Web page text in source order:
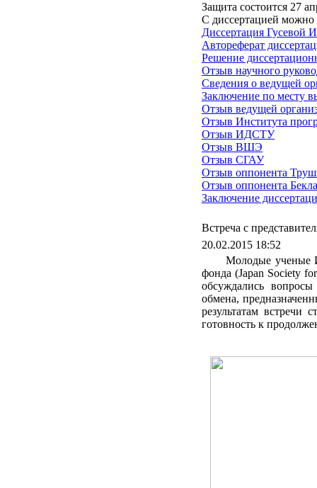
Защита состоится 27
С диссертацией
Диссертация Гусевой
Автореферат
Решение
Отзыв научного
Сведения о ведущей
Заключение по месту
Отзыв ведущей
Отзыв Института
Отзыв ИДСТУ
Отзыв ВШЭ
Отзыв СГАУ
Отзыв оппонента
Отзыв оппонента
Заключение
Встреча с
20.02.2015 18:52
Молодые ученые
фонда (Japan Society
обсуждались
обмена,
результатам
готовность к